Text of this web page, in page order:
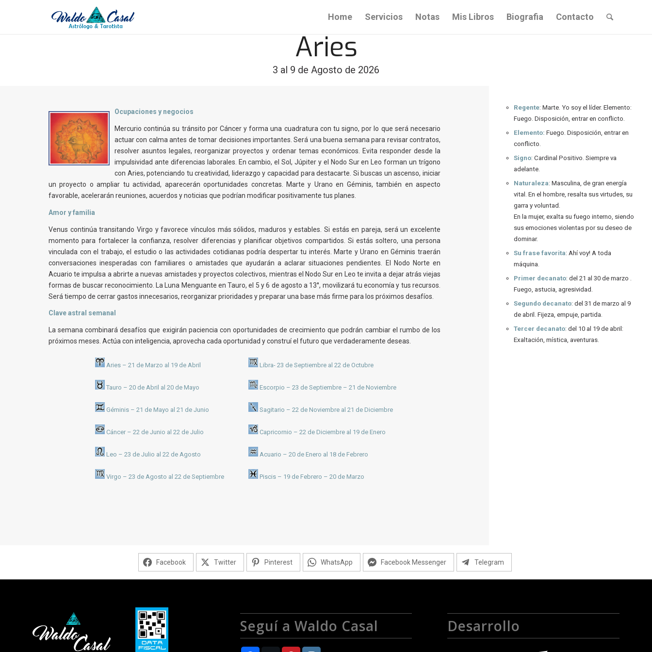
Home Servicios Notas Mis Libros Biografia Contacto
Aries
3 al 9 de Agosto de 2026
Ocupaciones y negocios
Mercurio continúa su tránsito por Cáncer y forma una cuadratura con tu signo, por lo que será necesario
actuar con calma antes de tomar decisiones importantes. Será una buena semana para revisar contratos,
resolver asuntos legales, reorganizar proyectos y ordenar temas económicos. Evita responder desde la
impulsividad ante diferencias laborales. En cambio, el Sol, Júpiter y el Nodo Sur en Leo forman un trígono
con Aries, potenciando tu creatividad, liderazgo y capacidad para destacarte. Si buscas un ascenso, iniciar
un proyecto o ampliar tu actividad, aparecerán oportunidades concretas. Marte y Urano en Géminis, también en aspecto
favorable, acelerarán reuniones, acuerdos y noticias que podrían modificar positivamente tus planes.
Amor y familia
Venus continúa transitando Virgo y favorece vínculos más sólidos, maduros y estables. Si estás en pareja, será un excelente
momento para fortalecer la confianza, resolver diferencias y planificar objetivos compartidos. Si estás soltero, una persona
vinculada con el trabajo, el estudio o las actividades cotidianas podría despertar tu interés. Marte y Urano en Géminis traerán
conversaciones inesperadas con familiares o amistades que ayudarán a aclarar situaciones pendientes. El Nodo Norte en
Acuario te impulsa a abrirte a nuevas amistades y proyectos colectivos, mientras el Nodo Sur en Leo te invita a dejar atrás viejas
formas de buscar reconocimiento. La Luna Menguante en Tauro, el 5 y 6 de agosto a 13°, movilizará tu economía y tus recursos.
Será tiempo de cerrar gastos innecesarios, reorganizar prioridades y preparar una base más firme para los próximos desafíos.
Clave astral semanal
La semana combinará desafíos que exigirán paciencia con oportunidades de crecimiento que podrán cambiar el rumbo de los
próximos meses. Actúa con inteligencia, aprovecha cada oportunidad y construí el futuro que verdaderamente deseas.
Aries – 21 de Marzo al 19 de Abril Libra- 23 de Septiembre al 22 de Octubre
Tauro – 20 de Abril al 20 de Mayo Escorpio – 23 de Septiembre – 21 de Noviembre
Géminis – 21 de Mayo al 21 de Junio Sagitario – 22 de Noviembre al 21 de Diciembre
Cáncer – 22 de Junio al 22 de Julio Capricornio – 22 de Diciembre al 19 de Enero
Leo – 23 de Julio al 22 de Agosto Acuario – 20 de Enero al 18 de Febrero
Virgo – 23 de Agosto al 22 de Septiembre Piscis – 19 de Febrero – 20 de Marzo
Regente: Marte. Yo soy el líder. Elemento:
Fuego. Disposición, entrar en conflicto.
Elemento: Fuego. Disposición, entrar en
conflicto.
Signo: Cardinal Positivo. Siempre va
adelante.
Naturaleza: Masculina, de gran energía
vital. En el hombre, resalta sus virtudes, su
garra y voluntad.
En la mujer, exalta su fuego interno, siendo
sus emociones violentas por su deseo de
dominar.
Su frase favorita: Ahí voy! A toda
máquina.
Primer decanato: del 21 al 30 de marzo .
Fuego, astucia, agresividad.
Segundo decanato: del 31 de marzo al 9
de abril. Fijeza, empuje, partida.
Tercer decanato: del 10 al 19 de abril:
Exaltación, mística, aventuras.
Facebook Twitter Pinterest WhatsApp Facebook Messenger Telegram
Seguí a Waldo Casal Desarrollo